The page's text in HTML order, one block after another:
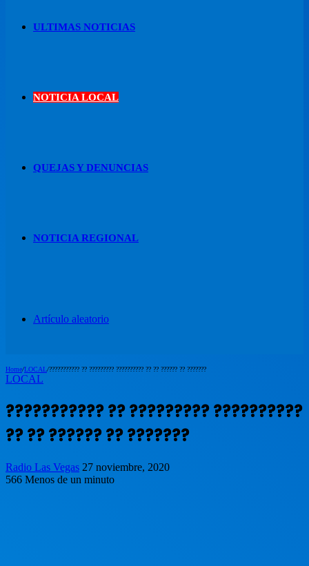
ULTIMAS NOTICIAS
NOTICIA LOCAL
QUEJAS Y DENUNCIAS
NOTICIA REGIONAL
Artículo aleatorio
Home/LOCAL/??????????? ?? ????????? ?????????? ?? ?? ?????? ?? ???????
LOCAL
??????????? ?? ????????? ??????????
?? ?? ?????? ?? ???????
Radio Las Vegas 27 noviembre, 2020
566 Menos de un minuto